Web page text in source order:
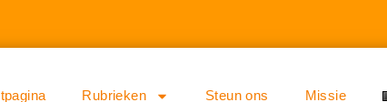
Rubrieken Steun ons Missie